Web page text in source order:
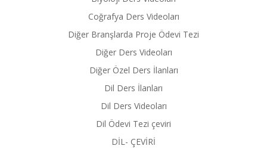
Coğrafya Ders Videoları
Diğer Branşlarda Proje Ödevi Tezi
Diğer Ders Videoları
Diğer Özel Ders İlanları
Dil Ders İlanları
Dil Ders Videoları
Dil Ödevi Tezi çeviri
DİL- ÇEVİRİ